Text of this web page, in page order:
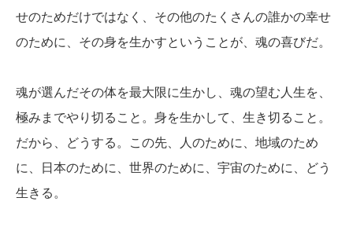
せのためだけではなく、その他のたくさんの誰かの幸せ
のために、その身を生かすということが、魂の喜びだ。
魂が選んだその体を最大限に生かし、魂の望む人生を、
極みまでやり切ること。身を生かして、生き切ること。
だから、どうする。この先、人のために、地域のため
に、日本のために、世界のために、宇宙のために、どう
生きる。